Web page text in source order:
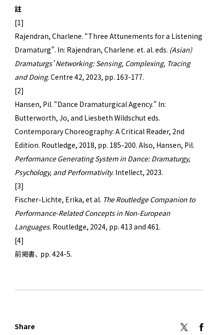
註
[1]
Rajendran, Charlene. “Three Attunements for a Listening
Dramaturg”. In: Rajendran, Charlene. et. al. eds. (Asian)
Dramaturgs’ Networking: Sensing, Complexing, Tracing
and Doing. Centre 42, 2023, pp. 163-177.
[2]
Hansen, Pil. “Dance Dramaturgical Agency.” In:
Butterworth, Jo, and Liesbeth Wildschut eds.
Contemporary Choreography: A Critical Reader, 2nd
Edition. Routledge, 2018, pp. 185-200. Also, Hansen, Pil.
Performance Generating System in Dance: Dramaturgy,
Psychology, and Performativity. Intellect, 2023.
[3]
Fischer-Lichte, Erika, et al. The Routledge Companion to
Performance-Related Concepts in Non-European
Languages. Routledge, 2024, pp. 413 and 461.
[4]
前掲書、 pp. 424-5.
Share